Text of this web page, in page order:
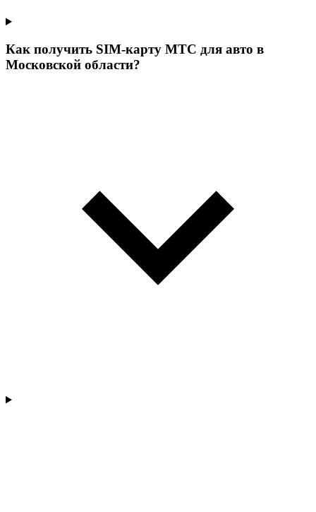
Как получить SIM-карту МТС для авто в
Московской области?